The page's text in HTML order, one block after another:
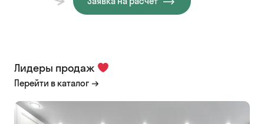
Лидеры продаж
Перейти в каталог